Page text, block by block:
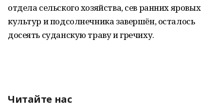
отдела сельского хозяйства, сев ранних яровых
культур и подсолнечника завершён, осталось
досеять суданскую траву и гречиху.
Читайте нас